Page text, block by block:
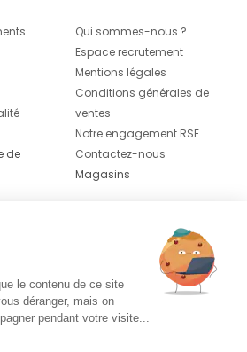
de
Qui sommes-nous ?
Espace recrutement
Mentions légales
Conditions générales de
ventes
Notre engagement RSE
Contactez-nous
Magasins
& le
le contenu de ce site
déranger, mais on
pendant votre visite...